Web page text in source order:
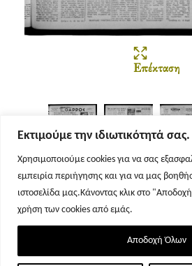
Εκτιμούμε την ιδιωτικότητά σας.
Χρησιμοποιούμε cookies για να σας
εμπειρία περιήγησης και για να μας
ιστοσελίδα μας.Κάνοντας κλικ στο
χρήση των cookies από εμάς.
Αποδοχή Όλων
Επέκταση
Σελίδα 1 Σελίδα 2